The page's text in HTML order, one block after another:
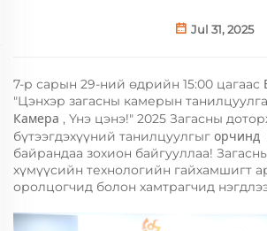
Jul 31, 2025
7-р сарын 29-ний өдрийн 15:00 цагаас
"Цэнхэр загасны камерын
Камера , Үнэ цэнэ!" 2025 Загасны
бүтээгдэхүүний танилцуулгыг орчинд
байрандаа зохион байгууллаа!
хүмүүсийн технологийн гайхамшигт
оролцогчид болон хамтрагчид